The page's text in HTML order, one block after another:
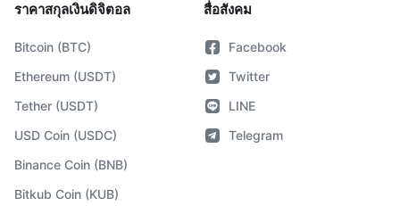
ราคาสกุลเงินดิจิตอล
Bitcoin (BTC)
Ethereum (USDT)
Tether (USDT)
USD Coin (USDC)
Binance Coin (BNB)
Bitkub Coin (KUB)
สื่อสังคม
Facebook
Twitter
LINE
Telegram